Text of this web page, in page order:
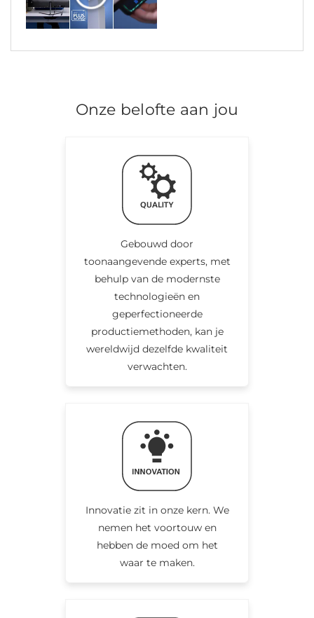
Onze belofte aan jou
Gebouwd door
toonaangevende experts, met
behulp van de modernste
technologieën en
geperfectioneerde
productiemethoden, kan je
wereldwijd dezelfde kwaliteit
verwachten.
Innovatie zit in onze kern. We
nemen het voortouw en
hebben de moed om het
waar te maken.